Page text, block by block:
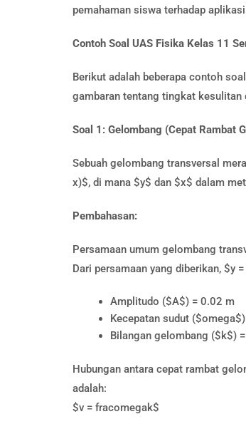
pemahaman siswa terhadap
Contoh Soal UAS Fisika Kelas 11
Berikut adalah beberapa contoh
gambaran tentang tingkat kesulitan
Soal 1: Gelombang (Cepat Rambat
Sebuah gelombang transversal
x)$, di mana $y$ dan $x$ dalam
Pembahasan:
Persamaan umum gelombang
Dari persamaan yang diberikan,
Amplitudo ($A$) = 0.02 m
Kecepatan sudut
Bilangan gelombang ($k$)
Hubungan antara cepat rambat
adalah:
$v = fracomegak$